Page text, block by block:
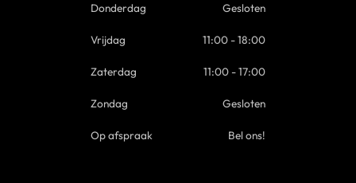
Donderdag Gesloten
Vrijdag 11:00 - 18:00
Zaterdag 11:00 - 17:00
Zondag Gesloten
Op afspraak Bel ons!